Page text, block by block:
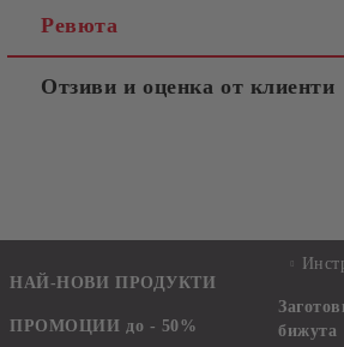
Ревюта
Отзиви и оценка от клиенти
НАЙ-НОВИ ПРОДУКТИ
ПРОМОЦИИ до - 50%
бижута